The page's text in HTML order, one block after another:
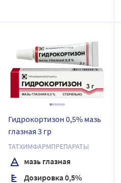
Гидрокортизон 0,5% мазь
глазная 3 гр
ТАТХИМФАРМПРЕПАРАТЫ
мазь глазная
Дозировка 0,5%